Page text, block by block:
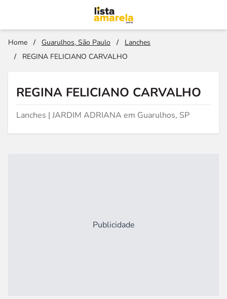
Home / Guarulhos, São Paulo /
Lanches
/
REGINA FELICIANO CARVALHO
REGINA FELICIANO CARVALHO
Lanches | JARDIM ADRIANA em Guarulhos, SP
Publicidade